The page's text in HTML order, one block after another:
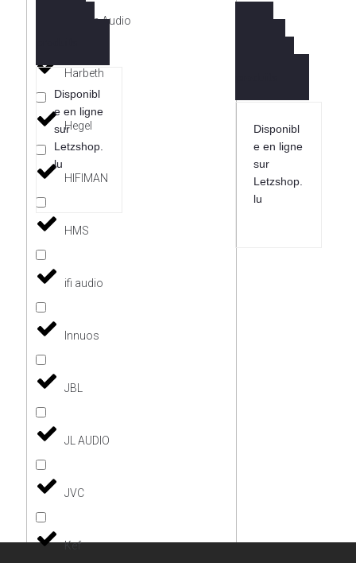
Grimm Audio
Harbeth
Hegel
HIFIMAN
HMS
ifi audio
Innuos
JBL
JL AUDIO
JVC
Kef
Disponibl
e en ligne
sur
Letzshop.
lu
Disponibl
e en ligne
sur
Letzshop.
lu